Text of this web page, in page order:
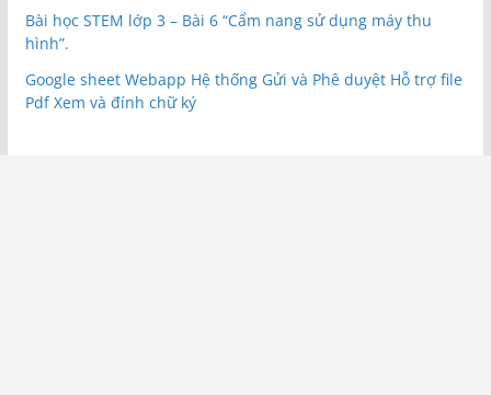
Bài học STEM lớp 3 – Bài 6 “Cẩm nang sử dụng máy thu
hình”.
Google sheet Webapp Hệ thống Gửi và Phê duyệt Hỗ trợ file
Pdf Xem và đính chữ ký